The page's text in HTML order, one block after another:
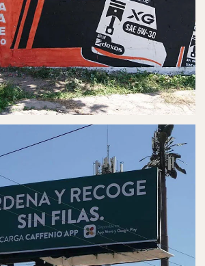
EN BARDAS
PUBLICITARIAS EN MATAMOROS